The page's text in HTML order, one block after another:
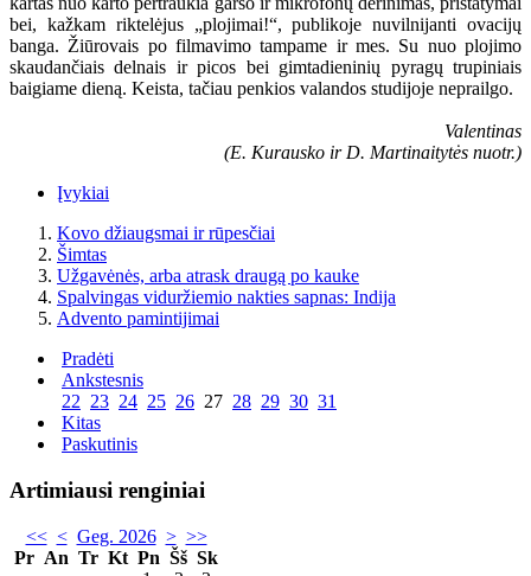
bei, kažkam riktelėjus „plojimai!“, publikoje nuvilnijanti ovacijų
banga. Žiūrovais po filmavimo tampame ir mes. Su nuo plojimo
skaudančiais delnais ir picos bei gimtadieninių pyragų trupiniais
baigiame dieną. Keista, tačiau penkios valandos studijoje neprailgo.
Valentinas
(E. Kurausko ir D. Martinaitytės nuotr.)
Įvykiai
Kovo džiaugsmai ir rūpesčiai
Šimtas
Užgavėnės, arba atrask draugą po kauke
Spalvingas viduržiemio nakties sapnas: Indija
Advento pamintijimai
Pradėti
Ankstesnis
22 23 24 25 26 27 28 29 30 31
Kitas
Paskutinis
Artimiausi renginiai
<< < Geg. 2026 > >>
Pr An Tr Kt Pn Šš Sk